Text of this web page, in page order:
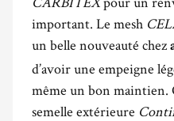
important. Le mesh
un belle nouveauté chez
d’avoir une empeigne
même un bon maintien.
semelle extérieure